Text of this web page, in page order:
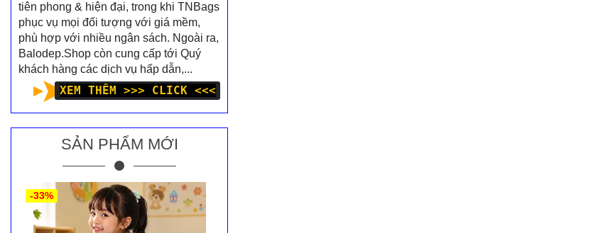
tiên phong & hiện đại, trong khi TNBags
phục vụ mọi đối tượng với giá mềm,
phù hợp với nhiều ngân sách. Ngoài ra,
Balodep.Shop còn cung cấp tới Quý
khách hàng các dịch vụ hấp dẫn,...
XEM THÊM >>> CLICK <<<
SẢN PHẨM MỚI
-33%